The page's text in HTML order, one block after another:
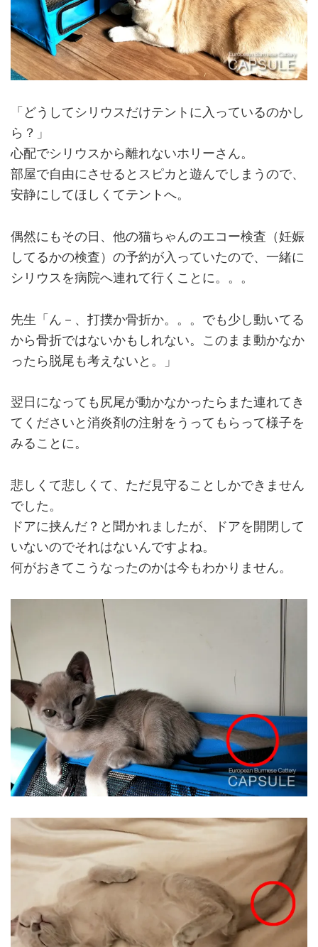
「どうしてシリウスだけテントに入っているのかし
ら？」
心配でシリウスから離れないホリーさん。
部屋で自由にさせるとスピカと遊んでしまうので、
安静にしてほしくてテントへ。
偶然にもその日、他の猫ちゃんのエコー検査（妊娠
してるかの検査）の予約が入っていたので、一緒に
シリウスを病院へ連れて行くことに。。。
先生「ん－、打撲か骨折か。。。でも少し動いてる
から骨折ではないかもしれない。このまま動かなか
ったら脱尾も考えないと。」
翌日になっても尻尾が動かなかったらまた連れてき
てくださいと消炎剤の注射をうってもらって様子を
みることに。
悲しくて悲しくて、ただ見守ることしかできません
でした。
ドアに挟んだ？と聞かれましたが、ドアを開閉して
いないのでそれはないんですよね。
何がおきてこうなったのかは今もわかりません。